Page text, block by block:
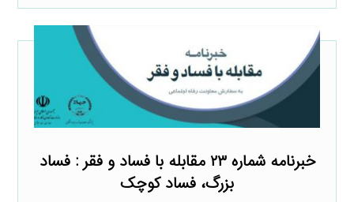
خبرنامه شماره ۲۳ مقابله با فساد و فقر : فساد
بزرگ، فساد کوچک